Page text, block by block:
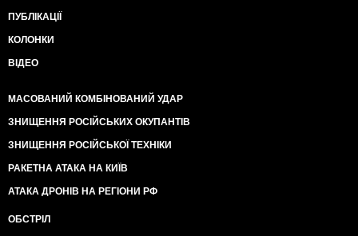
ПУБЛІКАЦІЇ
КОЛОНКИ
ВІДЕО
МАСОВАНИЙ КОМБІНОВАНИЙ УДАР
ЗНИЩЕННЯ РОСІЙСЬКИХ ОКУПАНТІВ
ЗНИЩЕННЯ РОСІЙСЬКОЇ ТЕХНІКИ
РАКЕТНА АТАКА НА КИЇВ
АТАКА ДРОНІВ НА РЕГІОНИ РФ
ОБСТРІЛ